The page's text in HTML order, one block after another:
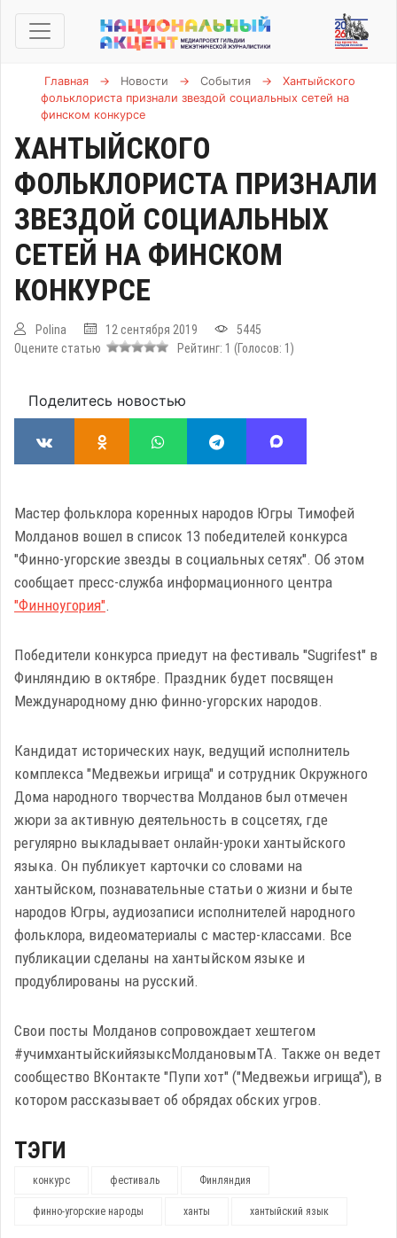
Главная → Новости → События →
Хантыйского
фольклориста признали звездой социальных сетей на
финском конкурсе
ХАНТЫЙСКОГО
ФОЛЬКЛОРИСТА ПРИЗНАЛИ
ЗВЕЗДОЙ СОЦИАЛЬНЫХ
СЕТЕЙ НА ФИНСКОМ
КОНКУРСЕ
Polina 12 сентября 2019
5445
Оцените статью
Рейтинг: 1 (Голосов: 1 )
Поделитесь новостью
Мастер фольклора коренных народов Югры Тимофей
Молданов вошел в список 13 победителей конкурса
"Финно-угорские звезды в социальных сетях". Об этом
сообщает пресс-служба информационного центра
"Финноугория".
Победители конкурса приедут на фестиваль "Sugrifest" в
Финляндию в октябре. Праздник будет посвящен
Международному дню финно-угорских народов.
Кандидат исторических наук, ведущий исполнитель
комплекса "Медвежьи игрища" и сотрудник Окружного
Дома народного творчества Молданов был отмечен
жюри за активную деятельность в соцсетях, где
регулярно выкладывает онлайн-уроки хантыйского
языка. Он публикует карточки со словами на
хантыйском, познавательные статьи о жизни и быте
народов Югры, аудиозаписи исполнителей народного
фольклора, видеоматериалы с мастер-классами. Все
публикации сделаны на хантыйском языке и
продублированы на русский.
Свои посты Молданов сопровождает хештегом
#учимхантыйскийязыксМолдановымТА. Также он ведет
сообщество ВКонтакте "Пупи хот" ("Медвежьи игрища"), в
котором рассказывает об обрядах обских угров.
ТЭГИ
конкурс фестиваль Финляндия
финно-угорские народы ханты хантыйский язык